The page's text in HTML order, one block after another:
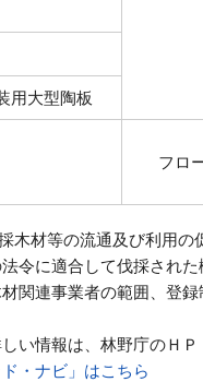
用大型陶板
フロ
材等の流通及び利用の
令に適合して伐採され
関連事業者の範囲、登
い情報は、林野庁のＨ
・ナビ」はこちら